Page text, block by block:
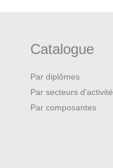
Catalogue
Par diplômes
Par secteurs d’activité
Par composantes